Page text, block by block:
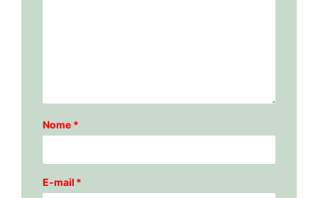
Nome *
E-mail *